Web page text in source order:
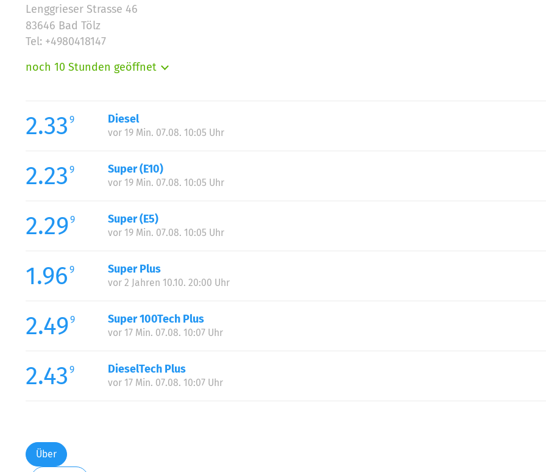
Lenggrieser Strasse 46
83646 Bad Tölz
Tel: +4980418147
noch 10 Stunden geöffnet
Mittwoch:
Donnerstag:
Samstag:
Sonntag:
2.33 9 Diesel
vor 19 Min. 07.08. 10:05 Uhr
2.23 9 Super (E10)
vor 19 Min. 07.08. 10:05 Uhr
2.299 Super (E5)
vor 19 Min. 07.08. 10:05 Uhr
1.96 9 Super Plus
vor 2 Jahren 10.10. 20:00 Uhr
2.499 Super 100Tech Plus
vor 17 Min. 07.08. 10:07 Uhr
2.43 9 DieselTech Plus
vor 17 Min. 07.08. 10:07 Uhr
Über